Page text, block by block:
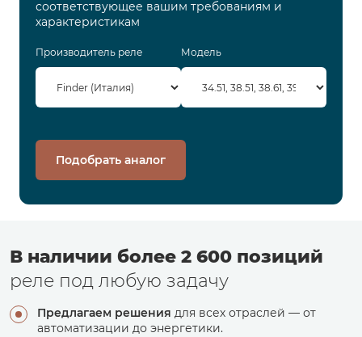
соответствующее вашим требованиям и
характеристикам
Производитель реле Модель
Подобрать аналог
В наличии более 2 600 позиций
реле под любую задачу
Предлагаем решения для всех отраслей — от
автоматизации до энергетики.